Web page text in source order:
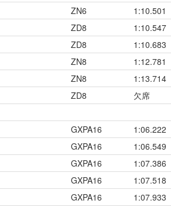
ZN6 1:10.501
ZD8 1:10.547
ZD8 1:10.683
ZN8 1:12.781
ZN8 1:13.714
ZD8 欠席
GXPA16 1:06.222
GXPA16 1:06.549
GXPA16 1:07.386
GXPA16 1:07.518
GXPA16 1:07.933